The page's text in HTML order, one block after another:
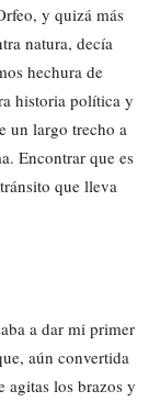
y quizá más
natura, decía
hechura de
historia política y
un largo trecho a
Encontrar que es
que lleva
a dar mi primer
aún convertida
agitas los brazos y